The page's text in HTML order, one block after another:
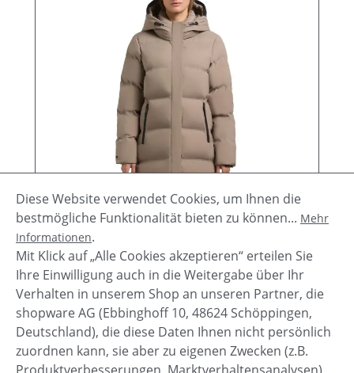
Khujo Mayla 3 Damen Mantel
Diese Website verwendet Cookies, um Ihnen die
bestmögliche Funktionalität bieten zu können... Mehr
Informationen.
Mit Klick auf „Alle Cookies akzeptieren“ erteilen Sie
Ihre Einwilligung auch in die Weitergabe über Ihr
Verhalten in unserem Shop an unseren Partner, die
shopware AG (Ebbinghoff 10, 48624 Schöppingen,
Deutschland), die diese Daten Ihnen nicht persönlich
zuordnen kann, sie aber zu eigenen Zwecken (z.B.